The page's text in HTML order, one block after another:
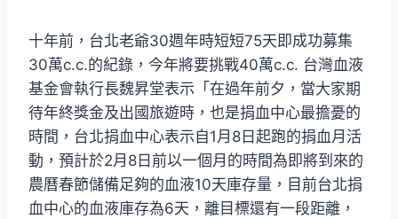
十年前，台北老爺30週年時短短75天即成功募集
30萬c.c.的紀錄，今年將要挑戰40萬c.c. 台灣血液
基金會執行長魏昇堂表示「在過年前夕，當大家期
待年終獎金及出國旅遊時，也是捐血中心最擔憂的
時間，台北捐血中心表示自1月8日起跑的捐血月活
動，預計於2月8日前以一個月的時間為即將到來的
農曆春節儲備足夠的血液10天庫存量，目前台北捐
血中心的血液庫存為6天，離目標還有一段距離，